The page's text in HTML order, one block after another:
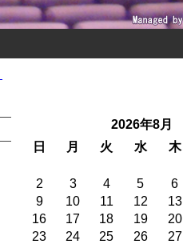
2026年8月
日
月 火 水 木
2
3 4 5 6
9
10 11 12 13
16
17 18 19 20
23
24 25 26 27